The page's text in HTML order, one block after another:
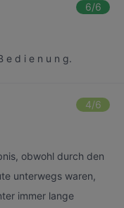
6/6
e d i e n u n g.
4/6
obwohl durch den
unterwegs waren,
immer lange